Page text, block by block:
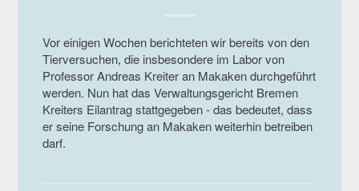
Vor einigen Wochen berichteten wir bereits von den
Tierversuchen, die insbesondere im Labor von
Professor Andreas Kreiter an Makaken durchgeführt
werden. Nun hat das Verwaltungsgericht Bremen
Kreiters Eilantrag stattgegeben - das bedeutet, dass
er seine Forschung an Makaken weiterhin betreiben
darf.